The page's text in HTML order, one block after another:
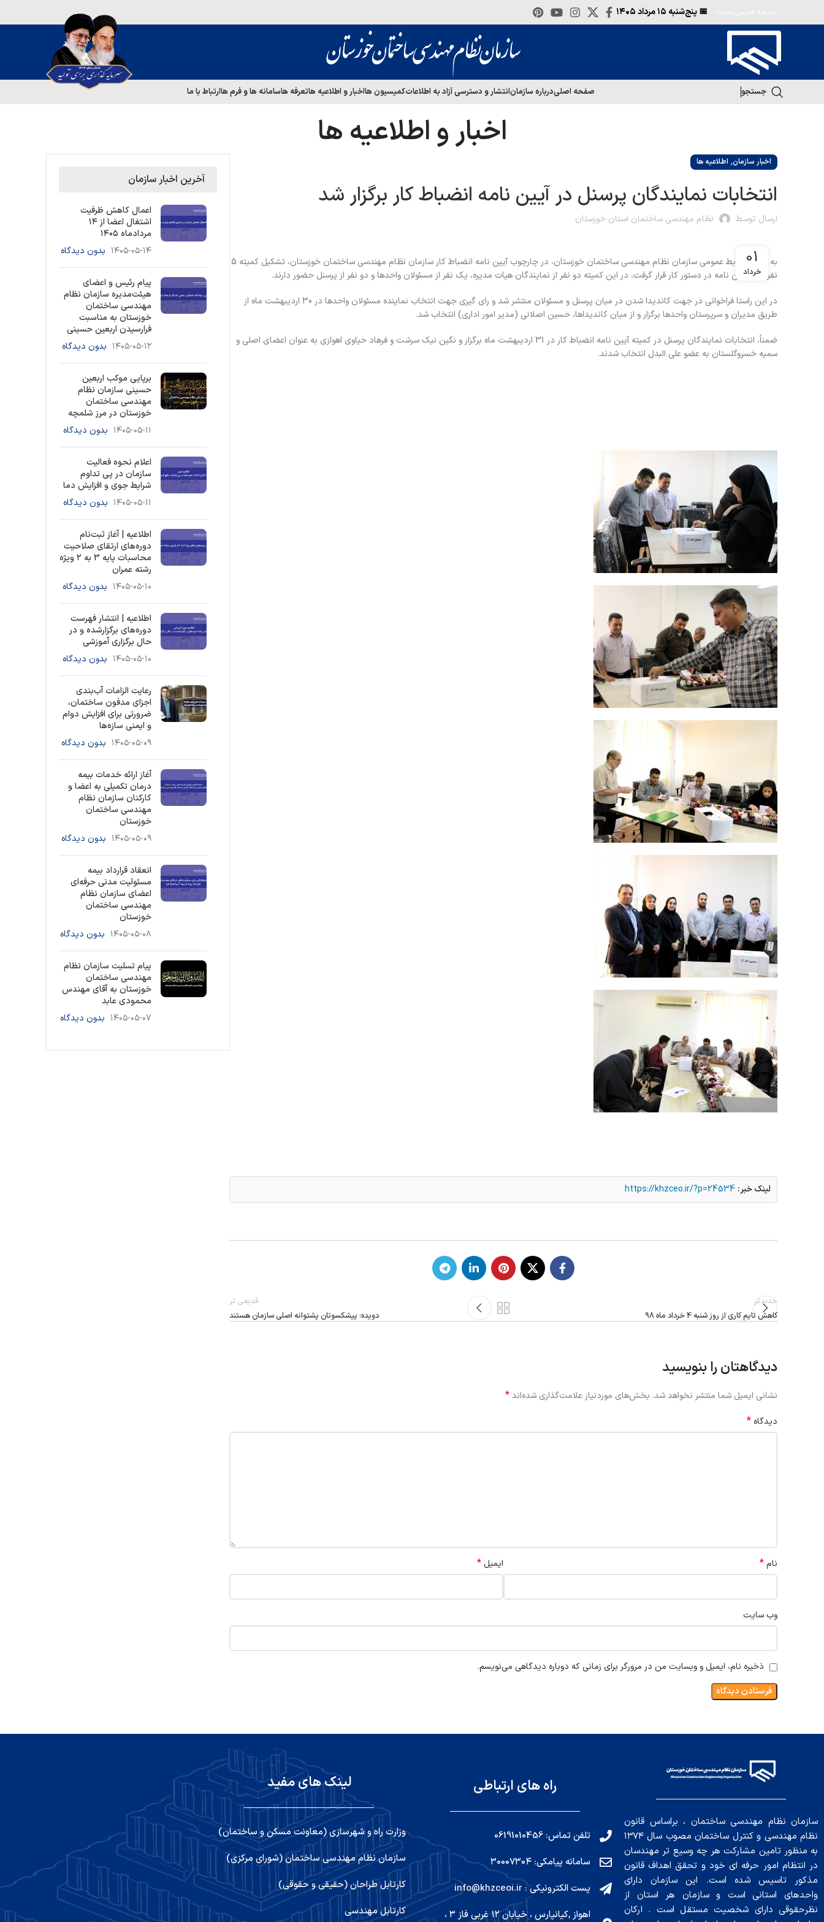
📅 پنج‌شنبه
جستجو صفحه اصلیدرباره سازمانانتشار و دسترسی آزاد به اطلاعاتکمیسیون هااخبار و اطلاعیه هاتعرفه هاسامانه ها و فرم هاارتباط با ما
اخبار و اطلاعیه ها
اخبار سازمان, اطلاعیه ها
انتخابات نمایندگان پرسنل در آیین نامه انضباط کار برگزار شد
ارسال توسط نظام مهندسی ساختمان استان خوزستان
01
خرداد
به گزارش روابط عمومی سازمان نظام مهندسی ساختمان خوزستان، در چارچوب آیین نامه انضباط کار سازمان نظام مهندسی ساختمان خوزستان، تشکیل کمیته 5
نفره این آیین نامه در دستور کار قرار گرفت، در این کمیته دو نفر از نمایندگان هیات مدیره، یک نفر از مسئولان واحدها و دو نفر از پرسنل حضور دارند.
در این راستا فراخوانی در جهت کاندیدا شدن در میان پرسنل و مسئولان منتشر شد و رای گیری جهت انتخاب نماینده مسئولان واحدها در 30 اردیبهشت ماه از
طریق مدیران و سرپرستان واحدها برگزار و از میان کاندیداها، حسین اصلانی (مدیر امور اداری) انتخاب شد.
ضمناً، انتخابات نمایندگان پرسنل در کمیته آیین نامه انضباط کار در 31 اردیبهشت ماه برگزار و نگین نیک سرشت و فرهاد حیاوی اهوازی به عنوان اعضای اصلی و
سمیه خسروگلستان به عضو علی البدل انتخاب شدند.
لینک خبر: https://khzceo.ir/?p=24534
جدیدتر
کاهش تایم کاری از روز شنبه 4 خرداد ماه 98
قدیمی تر
دویده: پیشکسوتان پشتوانه اصلی سازمان هستند
دیدگاهتان را بنویسید
نشانی ایمیل شما منتشر نخواهد شد. بخش‌های موردنیاز علامت‌گذاری شده‌اند*
دیدگاه *
نام* ایمیل *
وب‌ سایت
ذخیره نام، ایمیل و وبسایت من در مرورگر برای زمانی که دوباره دیدگاهی می‌نویسم.
آخرین اخبار سازمان
اعمال کاهش ظرفیت
اشتغال اعضا از ۱۴
مردادماه ۱۴۰۵
۱۴۰۵-۰۵-۱۴ بدون دیدگاه
پیام رئیس و اعضای
هیئت‌مدیره سازمان نظام
مهندسی ساختمان
خوزستان به مناسبت
فرارسیدن اربعین حسینی
۱۴۰۵-۰۵-۱۲ بدون دیدگاه
برپایی موکب اربعین
حسینی سازمان نظام
مهندسی ساختمان
خوزستان در مرز شلمچه
۱۴۰۵-۰۵-۱۱ بدون دیدگاه
اعلام نحوه فعالیت
سازمان در پی تداوم
شرایط جوی و افزایش دما
۱۴۰۵-۰۵-۱۱ بدون دیدگاه
اطلاعیه | آغاز ثبت‌نام
دوره‌های ارتقای صلاحیت
محاسبات پایه 3 به ۲ ویژه
رشته عمران
۱۴۰۵-۰۵-۱۰ بدون دیدگاه
اطلاعیه | انتشار فهرست
دوره‌های برگزارشده و در
حال برگزاری آموزشی
۱۴۰۵-۰۵-۱۰ بدون دیدگاه
رعایت الزامات آب‌بندی
اجزای مدفون ساختمان،
ضرورتی برای افزایش دوام
و ایمنی سازه‌ها
۱۴۰۵-۰۵-۰۹ بدون دیدگاه
آغاز ارائه خدمات بیمه
درمان تکمیلی به اعضا و
کارکنان سازمان نظام
مهندسی ساختمان
خوزستان
۱۴۰۵-۰۵-۰۹ بدون دیدگاه
انعقاد قرارداد بیمه
مسئولیت مدنی حرفه‌ای
اعضای سازمان نظام
مهندسی ساختمان
خوزستان
۱۴۰۵-۰۵-۰۸ بدون دیدگاه
پیام تسلیت سازمان نظام
مهندسی ساختمان
خوزستان به آقای مهندس
محمودی عابد
۱۴۰۵-۰۵-۰۷ بدون دیدگاه
سازمان نظام مهندسی ساختمان ، براساس قانون
نظام مهندسی و کنترل ساختمان مصوب سال ۱۳۷۴
به منظور تامین مشارکت هر چه وسیع تر مهندسان
در انتظام امور حرفه ای خود و تحقق اهداف قانون
مذکور تاسیس شده است. این سازمان دارای
واحدهای استانی است و سازمان هر استان از
نظرحقوقی دارای شخصیت مستقل است . ارکان
راه های ارتباطی
تلفن تماس: 06191010456
سامانه پیامکی: ۳۰۰۰۷۳۰۴
پست الکترونیکی : info@khzceoi.ir
اهواز ,کیانپارس ، خیابان ۱۲ غربی فاز ۳ ،
لینک های مفید
وزارت راه و شهرسازی (معاونت مسکن و ساختمان)
سازمان نظام مهندسی ساختمان (شورای مرکزی)
کارتابل طراحان (حقیقی و حقوقی)
کارتابل مهندسی